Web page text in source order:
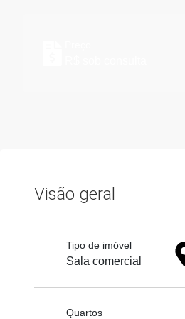
Visão geral
Tipo de imóvel
Sala comercial
Quartos